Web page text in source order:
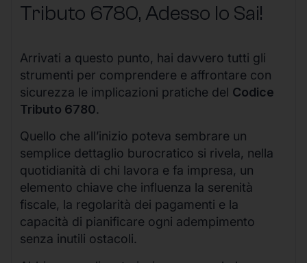
Tributo 6780, Adesso lo Sai!
Arrivati a questo punto, hai davvero tutti gli
strumenti per comprendere e affrontare con
sicurezza le implicazioni pratiche del Codice
Tributo 6780.
Quello che all’inizio poteva sembrare un
semplice dettaglio burocratico si rivela, nella
quotidianità di chi lavora e fa impresa, un
elemento chiave che influenza la serenità
fiscale, la regolarità dei pagamenti e la
capacità di pianificare ogni adempimento
senza inutili ostacoli.